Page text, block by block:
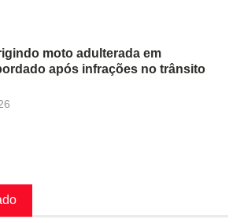
moto adulterada em
após infrações no trânsito